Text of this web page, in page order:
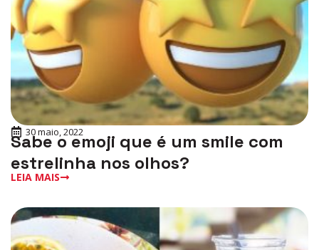
30 maio, 2022
Sabe o emoji que é um smile com
estrelinha nos olhos?
LEIA MAIS